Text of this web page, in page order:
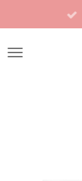
direct
naar